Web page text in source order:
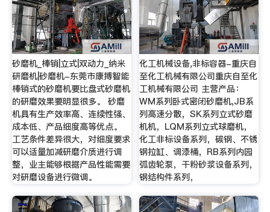
砂磨机_棒销|立式|双动力_纳米
研磨机|砂磨机-东莞市康搏智能
棒销式的砂磨机要比盘式砂磨机
的研磨效果要明显很多。 砂磨
机具有生产效率高、连续性强、
成本低、产品细度高等优点。
工艺条件差异很大，对细度要求
可以适量加减研磨介质进行调
整，业主能够根据产品性能需要
对研磨设备进行微调。
化工机械设备,非标容器-重庆自
至化工机械有限公司重庆自至化
工机械有限公司 主营产品：
WM系列卧式密闭砂磨机,JB系
列高速分散，SK系列立式砂磨
机机，LQM系列立式球磨机，
化工非标设备系列，碳钢、不锈
钢拉缸、调漆桶，RB系列内园
弧齿轮泵，干粉砂浆设备系列，
钢结构件系列，